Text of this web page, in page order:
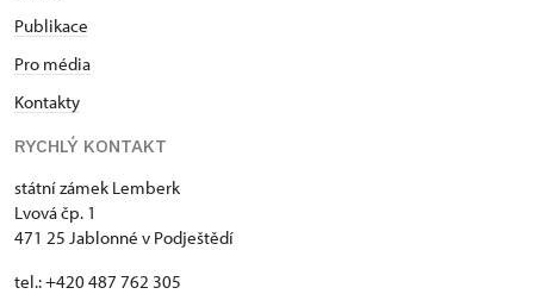
Publikace
Pro média
Kontakty
RYCHLÝ KONTAKT
státní zámek Lemberk
Lvová čp. 1
471 25 Jablonné v Podještědí
tel.: +420 487 762 305